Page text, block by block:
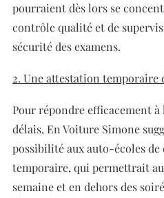
pourraient dès lors se
contrôle qualité et de
sécurité des examens.
2. Une attestation temporaire
Pour répondre efficacement
délais, En Voiture Simone
possibilité aux auto-écoles
temporaire, qui permettrait
semaine et en dehors des